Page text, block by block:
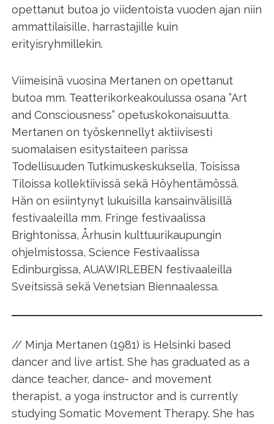
opettanut butoa jo viidentoista vuoden ajan niin
ammattilaisille, harrastajille kuin
erityisryhmillekin.
Viimeisinä vuosina Mertanen on opettanut
butoa mm. Teatterikorkeakoulussa osana ”Art
and Consciousness” opetuskokonaisuutta.
Mertanen on työskennellyt aktiivisesti
suomalaisen esitystaiteen parissa
Todellisuuden Tutkimuskeskuksella, Toisissa
Tiloissa kollektiivissä sekä Höyhentämössä.
Hän on esiintynyt lukuisilla kansainvälisillä
festivaaleilla mm. Fringe festivaalissa
Brightonissa, Århusin kulttuurikaupungin
ohjelmistossa, Science Festivaalissa
Edinburgissa, AUAWIRLEBEN festivaaleilla
Sveitsissä sekä Venetsian Biennaalessa.
// Minja Mertanen (1981) is Helsinki based
dancer and live artist. She has graduated as a
dance teacher, dance- and movement
therapist, a yoga instructor and is currently
studying Somatic Movement Therapy. She has